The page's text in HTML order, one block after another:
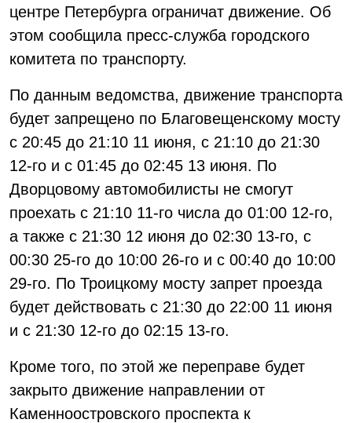
центре Петербурга ограничат движение. Об
этом сообщила пресс-служба городского
комитета по транспорту.
По данным ведомства, движение транспорта
будет запрещено по Благовещенскому мосту
с 20:45 до 21:10 11 июня, с 21:10 до 21:30
12-го и с 01:45 до 02:45 13 июня. По
Дворцовому автомобилисты не смогут
проехать с 21:10 11-го числа до 01:00 12-го,
а также с 21:30 12 июня до 02:30 13-го, с
00:30 25-го до 10:00 26-го и с 00:40 до 10:00
29-го. По Троицкому мосту запрет проезда
будет действовать с 21:30 до 22:00 11 июня
и с 21:30 12-го до 02:15 13-го.
Кроме того, по этой же переправе будет
закрыто движение направлении от
Каменноостровского проспекта к